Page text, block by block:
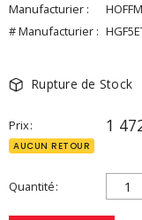
Manufacturier :
# Manufacturier :
Rupture de Stock
Prix 1
AUCUN RETOUR
Quantité